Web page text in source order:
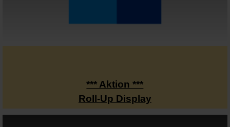
*** Aktion ***
Roll-Up Display